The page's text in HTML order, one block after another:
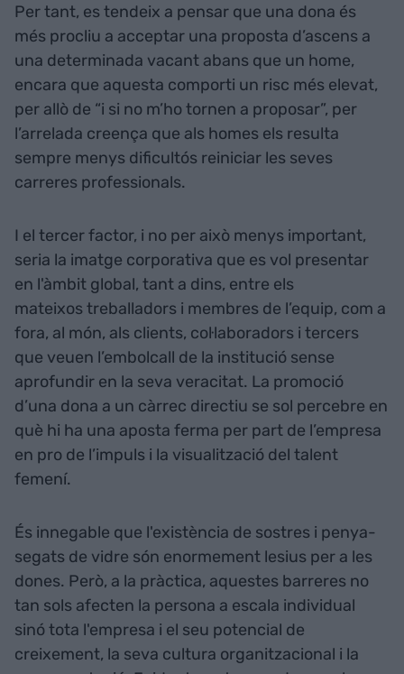
Per tant, es tendeix a pensar que una dona és
més procliu a acceptar una proposta d’ascens a
una determinada vacant abans que un home,
encara que aquesta comporti un risc més elevat,
per allò de “i si no m’ho tornen a proposar”, per
l’arrelada creença que als homes els resulta
sempre menys dificultós reiniciar les seves
carreres professionals.
I el tercer factor, i no per això menys important,
seria la imatge corporativa que es vol presentar
en l'àmbit global, tant a dins, entre els
mateixos treballadors i membres de l’equip, com a
fora, al món, als clients, col·laboradors i tercers
que veuen l’embolcall de la institució sense
aprofundir en la seva veracitat. La promoció
d’una dona a un càrrec directiu se sol percebre en
què hi ha una aposta ferma per part de l’empresa
en pro de l’impuls i la visualització del talent
femení.
És innegable que l'existència de sostres i penya-
segats de vidre són enormement lesius per a les
dones. Però, a la pràctica, aquestes barreres no
tan sols afecten la persona a escala individual
sinó tota l'empresa i el seu potencial de
creixement, la seva cultura organitzacional i la